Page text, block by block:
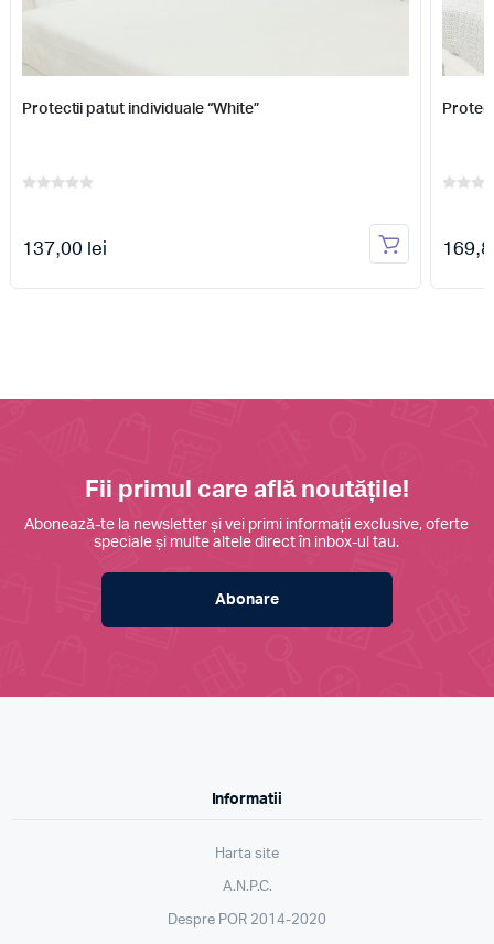
Protectii patut individuale “White”
137,00 lei
Fii primul care află noutățile!
Abonează-te la newsletter și vei primi informații exclusive, oferte
speciale și multe altele direct în inbox-ul tau.
Abonare
Informatii
Harta site
A.N.P.C.
Despre POR 2014-2020